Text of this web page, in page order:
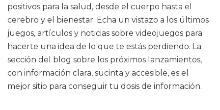
positivos para la salud, desde el cuerpo hasta el
cerebro y el bienestar. Echa un vistazo a los últimos
juegos, artículos y noticias sobre videojuegos para
hacerte una idea de lo que te estás perdiendo. La
sección del blog sobre los próximos lanzamientos,
con información clara, sucinta y accesible, es el
mejor sitio para conseguir tu dosis de información.